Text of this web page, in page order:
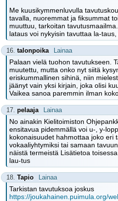
Me kuusikymmenluvulla
tavalla, nuoremmat ja fiksummat
muuttuu, tarkoitan
lataus voi nykyisin tavuttaa la-
16. talonpoika Lainaa
Palaan vielä tuohon tavutukseen.
muutettu, mutta onko nyt siitä
eriskummallinen sihinä, niin
jäänyt vain yksi kirjain, joka olisi
Vaikea sanoa paremmin ilman
17. pelaaja Lainaa
No ainakin Kielitoimiston
ensitavua pidemmällä voi u-, y-
kokonaisuudet hahmottaa joko eri
vokaaliyhtymiksi tai samaan
näistä termeistä Lisätietoa
lau-tus
18. Tapio Lainaa
Tarkistan tavutuksoa joskus
https://joukahainen.puimula.org/